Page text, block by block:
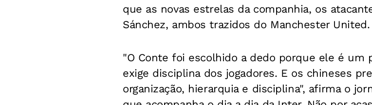
que as novas estrelas da companhia, os
Sánchez, ambos trazidos do Manchester United.
"O Conte foi escolhido a dedo porque ele é um
exige disciplina dos jogadores. E os chineses
organização, hierarquia e disciplina", afirma o